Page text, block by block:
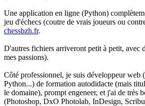
Une application en ligne (Python)
jeu d'échecs (coutre de vrais joueurs ou
chessbzh.fr.
D'autres fichiers arriveront petit à petit, avec
mes passions).
Côté professionnel, je suis développeur web
Python...) de formation autodidacte (mais
le domaine), prompt engeneer, et j'ai de très
(Photoshop, DxO Photolab, InDesign,